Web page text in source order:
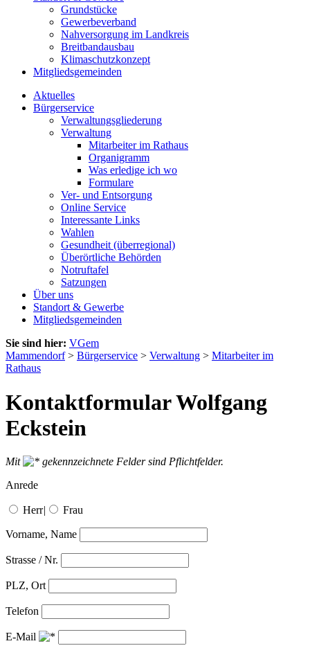
Grundstücke
Gewerbeverband
Nahversorgung im Landkreis
Breitbandausbau
Klimaschutzkonzept
Mitgliedsgemeinden
Aktuelles
Bürgerservice
Verwaltungsgliederung
Verwaltung
Mitarbeiter im Rathaus
Organigramm
Was erledige ich wo
Formulare
Ver- und Entsorgung
Online Service
Interessante Links
Wahlen
Gesundheit (überregional)
Überörtliche Behörden
Notruftafel
Satzungen
Über uns
Standort & Gewerbe
Mitgliedsgemeinden
Sie sind hier: VGem
Mammendorf> Bürgerservice > Verwaltung > Mitarbeiter im
Rathaus
Kontaktformular Wolfgang
Eckstein
Mit
gekennzeichnete Felder sind Pflichtfelder.
Anrede
Herr| Frau
Vorname, Name
Strasse / Nr.
PLZ, Ort
Telefon
E-Mail